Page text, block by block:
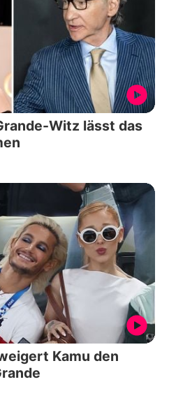
Witz lässt das
Kamu den